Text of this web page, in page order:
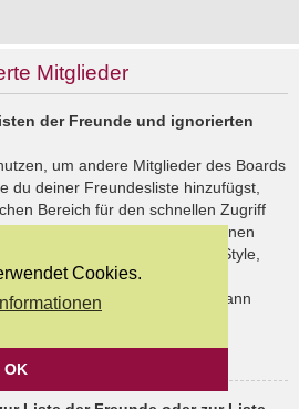
Cookies.
OK
Mitglieder
der Freunde und ignorierten
um andere Mitglieder des Boards
du deiner Freundesliste hinzufügst,
Bereich für den schnellen Zugriff
Onlinestatus und kannst ihnen
senden. Abhängig von dem Style,
Beiträge deiner Freunde auch
du einen Benutzer ignorierst, dann